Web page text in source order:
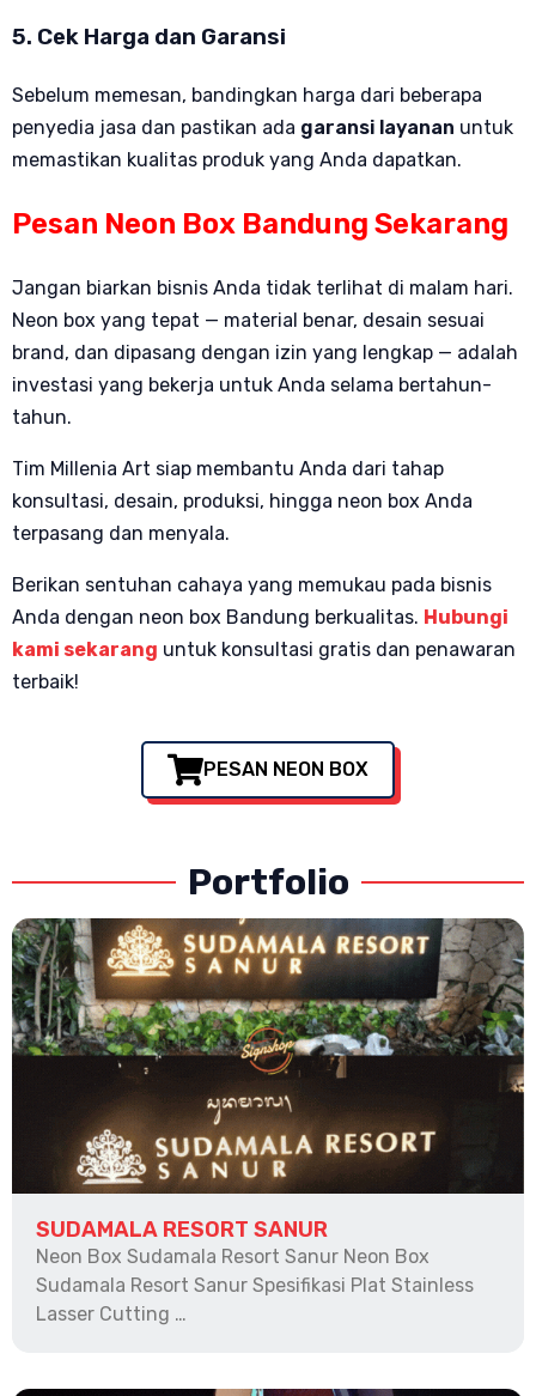
5. Cek Harga dan Garansi
Sebelum memesan, bandingkan harga dari beberapa
penyedia jasa dan pastikan ada garansi layanan untuk
memastikan kualitas produk yang Anda dapatkan.
Pesan Neon Box Bandung Sekarang
Jangan biarkan bisnis Anda tidak terlihat di malam hari.
Neon box yang tepat — material benar, desain sesuai
brand, dan dipasang dengan izin yang lengkap — adalah
investasi yang bekerja untuk Anda selama bertahun-
tahun.
Tim Millenia Art siap membantu Anda dari tahap
konsultasi, desain, produksi, hingga neon box Anda
terpasang dan menyala.
Berikan sentuhan cahaya yang memukau pada bisnis
Anda dengan neon box Bandung berkualitas. Hubungi
kami sekarang untuk konsultasi gratis dan penawaran
terbaik!
PESAN NEON BOX
Portfolio
SUDAMALA RESORT SANUR
Neon Box Sudamala Resort Sanur Neon Box
Sudamala Resort Sanur Spesifikasi Plat Stainless
Lasser Cutting …